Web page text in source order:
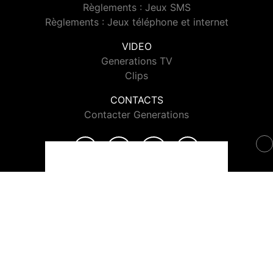
Règlements : Jeux SMS
Règlements : Jeux téléphone et internet
VIDEO
Generations TV
Clips
CONTACTS
Contacter Generations